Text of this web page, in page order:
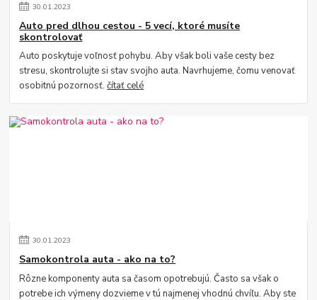
30.01.2023
Auto pred dlhou cestou - 5 vecí, ktoré musíte
skontrolovať
Auto poskytuje voľnosť pohybu. Aby však boli vaše cesty bez
stresu, skontrolujte si stav svojho auta. Navrhujeme, čomu venovať
osobitnú pozornosť.čítať celé
30.01.2023
Samokontrola auta - ako na to?
Rôzne komponenty auta sa časom opotrebujú. Často sa však o
potrebe ich výmeny dozvieme v tú najmenej vhodnú chvíľu. Aby ste